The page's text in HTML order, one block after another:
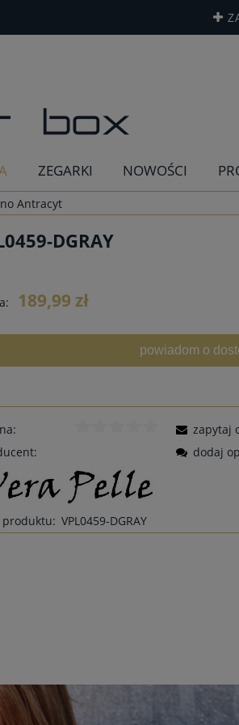
ZEGARKI NOWOŚCI
Antracyt
DGRAY
189,99 zł
powiadom o
produktu: VPL0459-DGRAY
zapytaj
dodaj